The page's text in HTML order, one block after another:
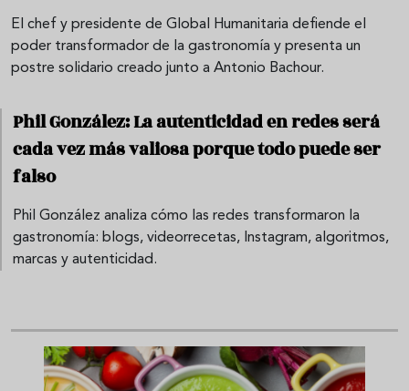
El chef y presidente de Global Humanitaria defiende el
poder transformador de la gastronomía y presenta un
postre solidario creado junto a Antonio Bachour.
Phil González: La autenticidad en redes será
cada vez más valiosa porque todo puede ser
falso
Phil González analiza cómo las redes transformaron la
gastronomía: blogs, videorrecetas, Instagram, algoritmos,
marcas y autenticidad.